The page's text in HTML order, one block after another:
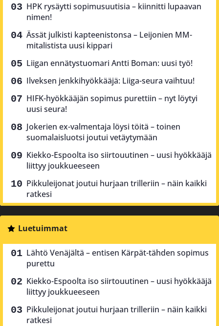
HPK rysäytti sopimusuutisia – kiinnitti lupaavan
nimen!
Ässät julkisti kapteenistonsa – Leijonien MM-
mitalistista uusi kippari
Liigan ennätystuomari Antti Boman: uusi työ!
Ilveksen jenkkihyökkääjä: Liiga-seura vaihtuu!
HIFK-hyökkääjän sopimus purettiin – nyt löytyi
uusi seura!
Jokerien ex-valmentaja löysi töitä – toinen
suomalaisluotsi joutui vetäytymään
Kiekko-Espoolta iso siirtouutinen – uusi hyökkääjä
liittyy joukkueeseen
Pikkuleijonat joutui hurjaan trilleriin – näin kaikki
ratkesi
Luetuimmat
Lähtö Venäjältä – entisen Kärpät-tähden sopimus
purettu
Kiekko-Espoolta iso siirtouutinen – uusi hyökkääjä
liittyy joukkueeseen
Pikkuleijonat joutui hurjaan trilleriin – näin kaikki
ratkesi